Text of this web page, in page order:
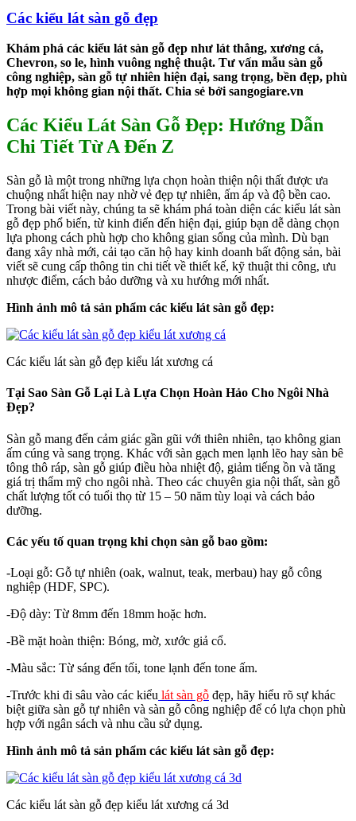
Các kiểu lát sàn gỗ đẹp
Khám phá các kiểu lát sàn gỗ đẹp như lát thẳng, xương cá,
Chevron, so le, hình vuông nghệ thuật. Tư vấn mẫu sàn gỗ
công nghiệp, sàn gỗ tự nhiên hiện đại, sang trọng, bền đẹp, phù
hợp mọi không gian nội thất. Chia sẻ bởi sangogiare.vn
Các Kiểu Lát Sàn Gỗ Đẹp: Hướng Dẫn
Chi Tiết Từ A Đến Z
Sàn gỗ là một trong những lựa chọn hoàn thiện nội thất được ưa
chuộng nhất hiện nay nhờ vẻ đẹp tự nhiên, ấm áp và độ bền cao.
Trong bài viết này, chúng ta sẽ khám phá toàn diện các kiểu lát sàn
gỗ đẹp phổ biến, từ kinh điển đến hiện đại, giúp bạn dễ dàng chọn
lựa phong cách phù hợp cho không gian sống của mình. Dù bạn
đang xây nhà mới, cải tạo căn hộ hay kinh doanh bất động sản, bài
viết sẽ cung cấp thông tin chi tiết về thiết kế, kỹ thuật thi công, ưu
nhược điểm, cách bảo dưỡng và xu hướng mới nhất.
Hình ảnh mô tả sản phẩm các kiểu lát sàn gỗ đẹp:
Các kiểu lát sàn gỗ đẹp kiểu lát xương cá
Tại Sao Sàn Gỗ Lại Là Lựa Chọn Hoàn Hảo Cho Ngôi Nhà
Đẹp?
Sàn gỗ mang đến cảm giác gần gũi với thiên nhiên, tạo không gian
ấm cúng và sang trọng. Khác với sàn gạch men lạnh lẽo hay sàn bê
tông thô ráp, sàn gỗ giúp điều hòa nhiệt độ, giảm tiếng ồn và tăng
giá trị thẩm mỹ cho ngôi nhà. Theo các chuyên gia nội thất, sàn gỗ
chất lượng tốt có tuổi thọ từ 15 – 50 năm tùy loại và cách bảo
dưỡng.
Các yếu tố quan trọng khi chọn sàn gỗ bao gồm:
-Loại gỗ: Gỗ tự nhiên (oak, walnut, teak, merbau) hay gỗ công
nghiệp (HDF, SPC).
-Độ dày: Từ 8mm đến 18mm hoặc hơn.
-Bề mặt hoàn thiện: Bóng, mờ, xước giả cổ.
-Màu sắc: Từ sáng đến tối, tone lạnh đến tone ấm.
-Trước khi đi sâu vào các kiểu lát sàn gỗ đẹp, hãy hiểu rõ sự khác
biệt giữa sàn gỗ tự nhiên và sàn gỗ công nghiệp để có lựa chọn phù
hợp với ngân sách và nhu cầu sử dụng.
Hình ảnh mô tả sản phẩm các kiểu lát sàn gỗ đẹp:
Các kiểu lát sàn gỗ đẹp kiểu lát xương cá 3d